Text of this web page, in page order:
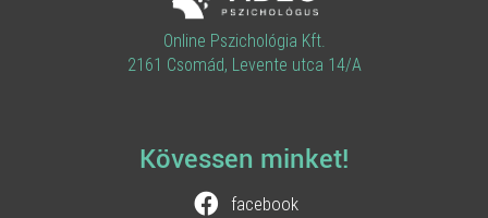
Online Pszichológia Kft.
2161 Csomád, Levente utca 14/A
Kövessen minket!
facebook